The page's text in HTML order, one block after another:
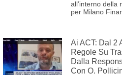
all’interno della
per Milano
Ai ACT: Dal 2
Regole Su
Dalla
Con O.